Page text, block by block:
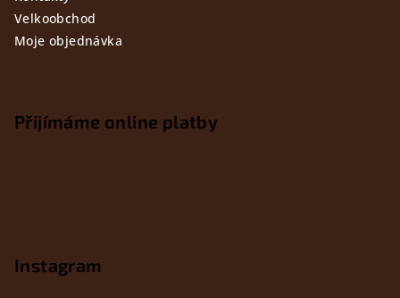
Velkoobchod
Moje objednávka
Přijímáme online platby
Instagram